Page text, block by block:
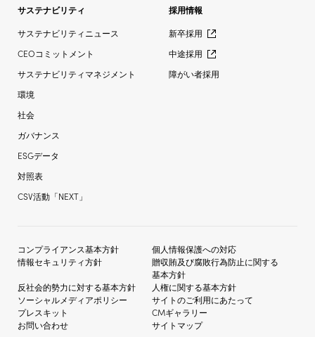
サステナビリティ
サステナビリティニュース
CEOコミットメント
サステナビリティマネジメント
環境
社会
ガバナンス
ESGデータ
対照表
CSV活動「NEXT」
採用情報
新卒採用
中途採用
障がい者採用
コンプライアンス基本方針
個人情報保護への対応
情報セキュリティ方針
贈収賄及び腐敗行為防止に関する
基本方針
反社会的勢力に対する基本方針
人権に関する基本方針
ソーシャルメディアポリシー
サイトのご利用にあたって
プレスキット
CMギャラリー
お問い合わせ
サイトマップ